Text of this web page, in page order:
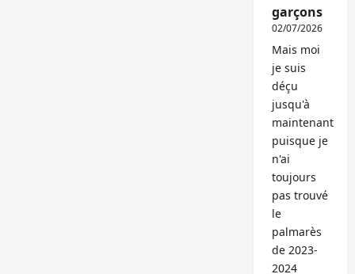
garçons
02/07/2026
Mais moi
je suis
déçu
jusqu'à
maintenant
puisque je
n'ai
toujours
pas trouvé
le
palmarès
de 2023-
2024